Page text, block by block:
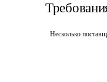
Несколько